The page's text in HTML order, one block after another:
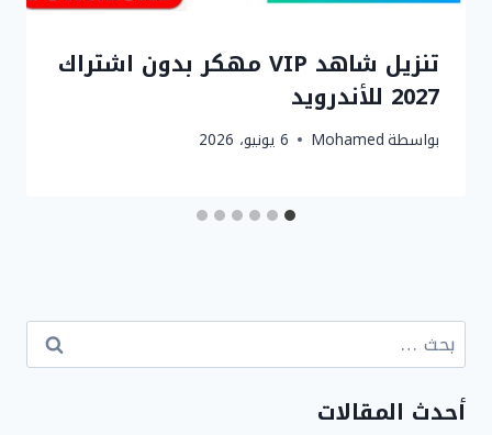
تنزيل شاهد VIP مهكر بدون اشتراك
2027 للأندرويد
بواسطةMohamed 6 يونيو، 2026
البحث
عن:
أحدث المقالات